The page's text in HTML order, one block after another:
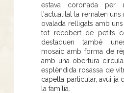
estava coronada per
l'actualitat la rematen
ovalada relligats amb
tot recobert de petits
destaquen també
mosaic amb forma de
amb una obertura
esplèndida rosassa de
capella particular, avui ja
la família.